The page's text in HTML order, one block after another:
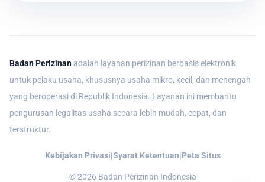
Badan Perizinan adalah layanan perizinan berbasis elektronik
untuk pelaku usaha, khususnya usaha mikro, kecil, dan menengah
yang beroperasi di Republik Indonesia. Layanan ini membantu
pengurusan legalitas usaha secara lebih mudah, cepat, dan
terstruktur.
Kebijakan Privasi|Syarat Ketentuan|Peta Situs
©2026 Badan Perizinan Indonesia